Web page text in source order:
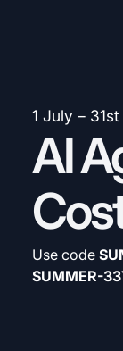
1 July –
AI
Use code
SUMMER-